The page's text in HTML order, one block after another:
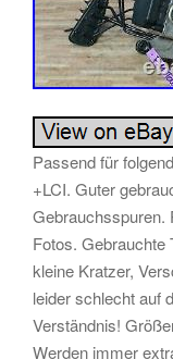
Passend für
+LCI. Guter
Gebrauchsspuren.
Fotos. Gebrauchte
kleine Kratzer,
leider schlecht auf
Verständnis!
Werden immer